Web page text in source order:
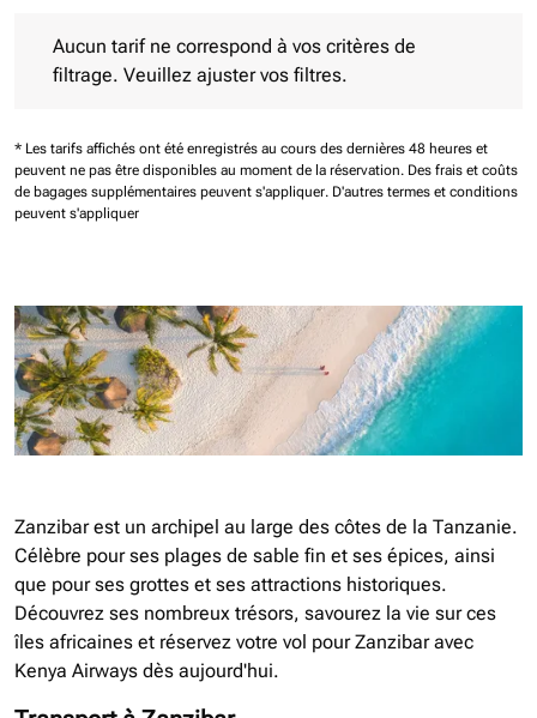
Aucun tarif ne correspond à vos critères de
filtrage. Veuillez ajuster vos filtres.
* Les tarifs affichés ont été enregistrés au cours des dernières 48 heures et
peuvent ne pas être disponibles au moment de la réservation. Des frais et coûts
de bagages supplémentaires peuvent s'appliquer. D'autres termes et conditions
peuvent s'appliquer
Zanzibar est un archipel au large des côtes de la Tanzanie.
Célèbre pour ses plages de sable fin et ses épices, ainsi
que pour ses grottes et ses attractions historiques.
Découvrez ses nombreux trésors, savourez la vie sur ces
îles africaines et réservez votre vol pour Zanzibar avec
Kenya Airways dès aujourd'hui.